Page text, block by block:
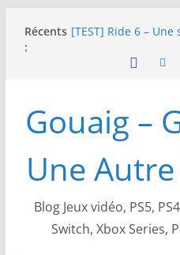
Récents
:
[TEST] Ride 6 –
NEOGEO AES+ : La
SWITCH 2 :
Gouaig –
Une
Blog Jeux vidéo, PS5,
Switch, Xbox Series,